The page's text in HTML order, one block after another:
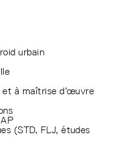
urbain
et à maîtrise d’œuvre
(STD, FLJ, études